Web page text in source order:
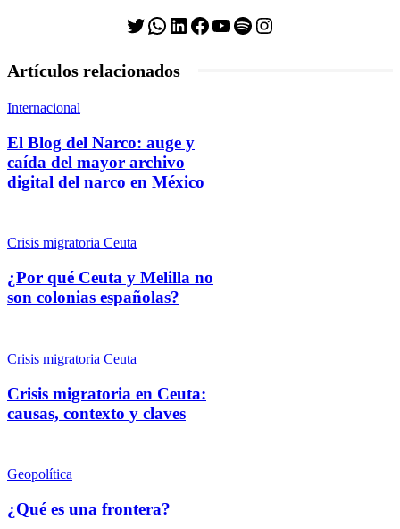
Twitter WhatsApp LinkedIn Facebook YouTube Spotify Instagram
Artículos relacionados
Internacional
El Blog del Narco: auge y
caída del mayor archivo
digital del narco en México
Crisis migratoria Ceuta
¿Por qué Ceuta y Melilla no
son colonias españolas?
Crisis migratoria Ceuta
Crisis migratoria en Ceuta:
causas, contexto y claves
Geopolítica
¿Qué es una frontera?